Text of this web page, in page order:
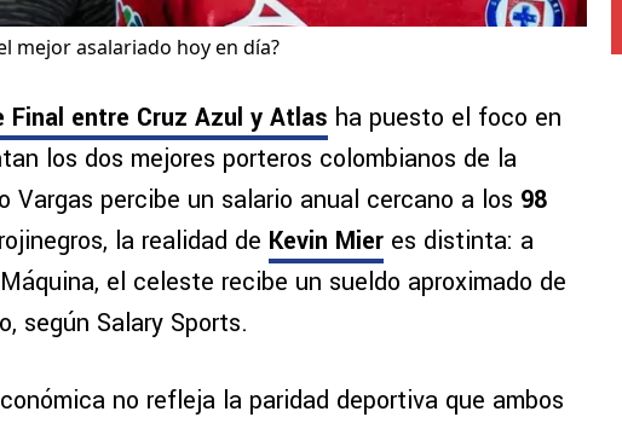
mejor asalariado hoy en día?
Final entre Cruz Azul y Atlas ha puesto el foco en
los dos mejores porteros colombianos de la
Vargas percibe un salario anual cercano a los 98
la realidad de Kevin Mier es distinta: a
el celeste recibe un sueldo aproximado de
según Salary Sports.
no refleja la paridad deportiva que ambos